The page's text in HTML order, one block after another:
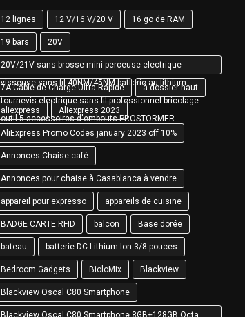
12 lignes 12 V/16 V/20 V 16 go de RAM
19 bars 20V
20V/21V sans brosse mini perceuse electrique
visseuse sans fil 40NM/45NM batterie au lithium
tournevis electrique sans fil professionnel bricolage
outil 5 accessoires d'embouts PROSTORMER
7A Câble de Charge Ultra Rapide à dossier haut
aliexpress Aliexpress 2023
AliExpress Promo Codes january 2023 off 10%
Annonces Chaise café
Annonces pour chaise à Casablanca à vendre
appareil pour expresso appareils de cuisine
BADGE CARTE RFID balcon Base dorée
bateau batterie DC Lithium-Ion 3/8 pouces
Bedroom Gadgets BioloMix Blackview
Blackview Oscal C80 Smartphone
Blackview Oscal C80 Smartphone 8GB+128GB Octa